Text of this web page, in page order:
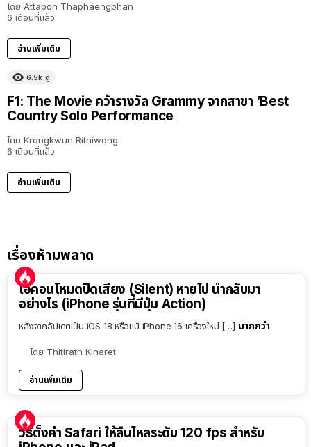
โดย Attapon Thaphaengphan
6 เดือนที่แล้ว
อ่านเพิ่มเติม
6.5k ดู
F1: The Movie คว้ารางวัล Grammy จากสาขา ‘Best
Country Solo Performance
โดย Krongkwun Rithiwong
6 เดือนที่แล้ว
อ่านเพิ่มเติม
เรื่องห้ามพลาด
ไอคอนโหมดปิดเสียง (Silent) หายไป นำกลับมา
อย่างไร (iPhone รุ่นที่มีปุ่ม Action)
หลังจากอัปเดตเป็น iOS 18 หรือแม้ iPhone 16 เครื่องใหม่ […] มากกว่า
โดย Thitirath Kinaret
อ่านเพิ่มเติม
วิธีตั้งค่า Safari ให้ลื่นไหลระดับ 120 fps สำหรับ